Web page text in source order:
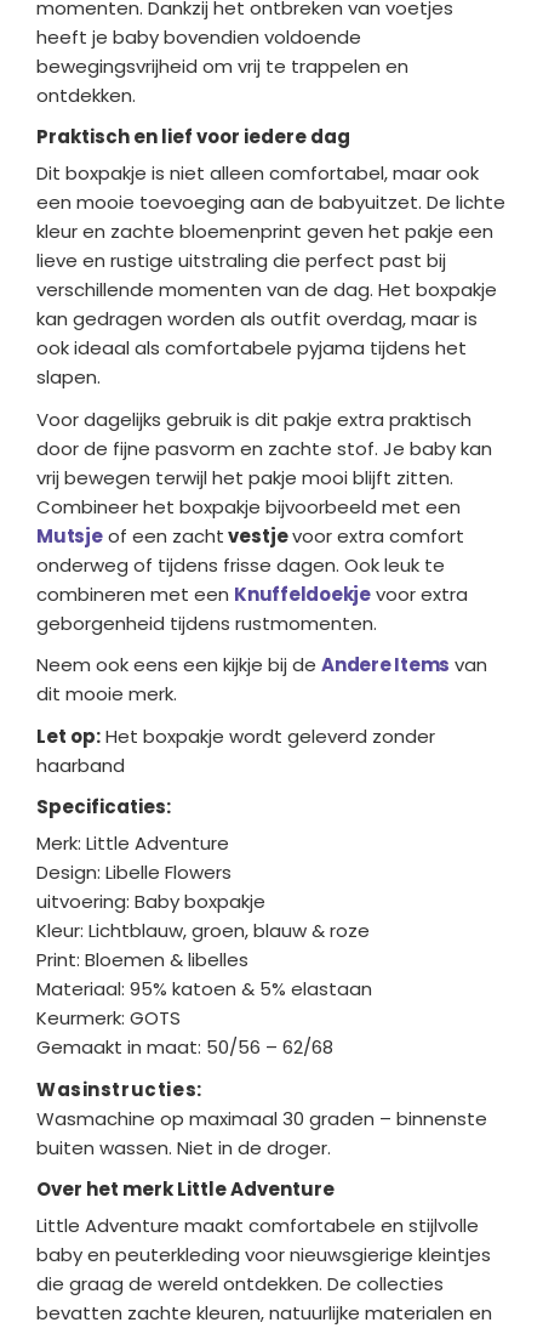
momenten. Dankzij het ontbreken van voetjes
heeft je baby bovendien voldoende
bewegingsvrijheid om vrij te trappelen en
ontdekken.
Praktisch en lief voor iedere dag
Dit boxpakje is niet alleen comfortabel, maar ook
een mooie toevoeging aan de babyuitzet. De lichte
kleur en zachte bloemenprint geven het pakje een
lieve en rustige uitstraling die perfect past bij
verschillende momenten van de dag. Het boxpakje
kan gedragen worden als outfit overdag, maar is
ook ideaal als comfortabele pyjama tijdens het
slapen.
Voor dagelijks gebruik is dit pakje extra praktisch
door de fijne pasvorm en zachte stof. Je baby kan
vrij bewegen terwijl het pakje mooi blijft zitten.
Combineer het boxpakje bijvoorbeeld met een
Mutsjeof een zachtvestjevoor extra comfort
onderweg of tijdens frisse dagen. Ook leuk te
combineren met een Knuffeldoekjevoor extra
geborgenheid tijdens rustmomenten.
Neem ook eens een kijkje bij de Andere Items van
dit mooie merk.
Let op:Het boxpakje wordt geleverd zonder
haarband
Specificaties:
Merk: Little Adventure
Design: Libelle Flowers
uitvoering: Baby boxpakje
Kleur: Lichtblauw, groen, blauw & roze
Print: Bloemen & libelles
Materiaal: 95% katoen & 5% elastaan
Keurmerk: GOTS
Gemaakt in maat: 50/56 – 62/68
Wasinstructies:
Wasmachine op maximaal 30 graden – binnenste
buiten wassen. Niet in de droger.
Over het merk Little Adventure
Little Adventure maakt comfortabele en stijlvolle
baby en peuterkleding voor nieuwsgierige kleintjes
die graag de wereld ontdekken. De collecties
bevatten zachte kleuren, natuurlijke materialen en